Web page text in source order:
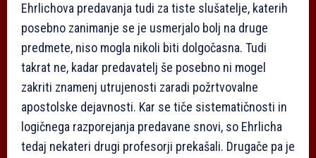
Ehrlichova predavanja tudi za tiste slušatelje, katerih
posebno zanimanje se je usmerjalo bolj na druge
predmete, niso mogla nikoli biti dolgočasna. Tudi
takrat ne, kadar predavatelj še posebno ni mogel
zakriti znamenj utrujenosti zaradi požrtvovalne
apostolske dejavnosti. Kar se tiče sistematičnosti in
logičnega razporejanja predavane snovi, so Ehrlicha
tedaj nekateri drugi profesorji prekašali. Drugače pa je